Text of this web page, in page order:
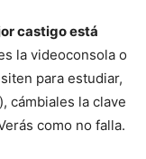
castigo está
la videoconsola o
para estudiar,
cámbiales la clave
como no falla.